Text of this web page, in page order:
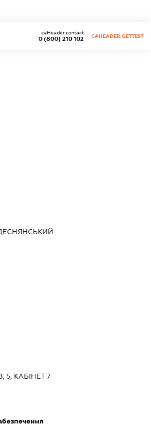
0 (800) 210 102
caHeader.contact
CAHEADER.GETTEST
ДЕСНЯНСЬКИЙ
5, КАБІНЕТ 7